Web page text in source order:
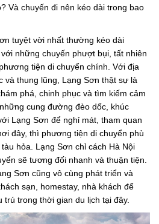
Và chuyến đi nên kéo dài trong bao
tuyệt vời nhất thường kéo dài
những chuyến phượt bụi, tất nhiên
tiện di chuyển chính. Với địa
và thung lũng, Lạng Sơn thật sự là
phá, chinh phục và tìm kiếm cảm
cung đường đèo dốc, khúc
Lạng Sơn để nghỉ mát, tham quan
đây, thì phương tiện di chuyển phù
hỏa. Lạng Sơn chỉ cách Hà Nội
sẽ tương đối nhanh và thuận tiện.
Sơn cũng vô cùng phát triển và
sạn, homestay, nhà khách để
trú trong thời gian du lịch tại đây.